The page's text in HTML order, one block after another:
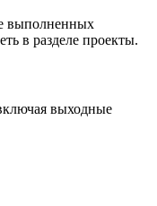
выполненных
в разделе проекты.
выходные